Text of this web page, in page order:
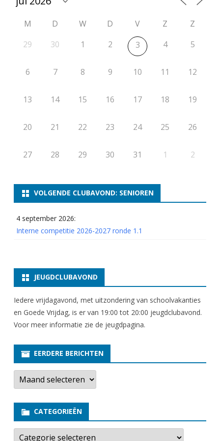
M D W D V Z
Z
29
30 1 2 3 4 5
6 7 8 9 10 11 12
13 14 15 16 17 18 19
20 21 22 23 24 25 26
27 28 29 30 31 1 2
VOLGENDE CLUBAVOND: SENIOREN
4 september 2026:
Interne competitie 2026-2027 ronde 1.1
JEUGDCLUBAVOND
Iedere vrijdagavond, met uitzondering van schoolvakanties
en Goede Vrijdag, is er van 19:00 tot 20:00 jeugdclubavond.
Voor meer informatie zie de jeugdpagina.
EERDERE BERICHTEN
E
r
e
e
b
CATEGORIEËN
C